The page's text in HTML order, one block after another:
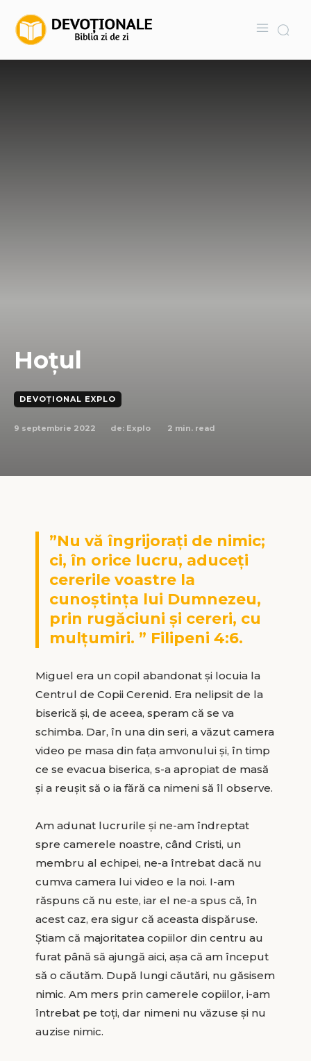
Hoțul
DEVOȚIONAL EXPLO
9 septembrie 2022 de: Explo 2 min. read
”Nu vă îngrijorați de nimic;
ci, în orice lucru, aduceți
cererile voastre la
cunoștința lui Dumnezeu,
prin rugăciuni și cereri, cu
mulțumiri. ” Filipeni 4:6.
Miguel era un copil abandonat și locuia la
Centrul de Copii Cerenid. Era nelipsit de la
biserică și, de aceea, speram că se va
schimba. Dar, în una din seri, a văzut camera
video pe masa din fața amvonului și, în timp
ce se evacua biserica, s-a apropiat de masă
și a reușit să o ia fără ca nimeni să îl observe.
Am adunat lucrurile și ne-am îndreptat
spre camerele noastre, când Cristi, un
membru al echipei, ne-a întrebat dacă nu
cumva camera lui video e la noi. I-am
răspuns că nu este, iar el ne-a spus că, în
acest caz, era sigur că aceasta dispăruse.
Știam că majoritatea copiilor din centru au
furat până să ajungă aici, așa că am început
să o căutăm. După lungi căutări, nu găsisem
nimic. Am mers prin camerele copiilor, i-am
întrebat pe toți, dar nimeni nu văzuse și nu
auzise nimic.